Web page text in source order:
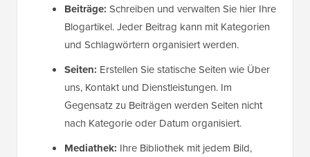
Beiträge: Schreiben und verwalten Sie hier Ihre
Blogartikel. Jeder Beitrag kann mit Kategorien
und Schlagwörtern organisiert werden.
Seiten: Erstellen Sie statische Seiten wie Über
uns, Kontakt und Dienstleistungen. Im
Gegensatz zu Beiträgen werden Seiten nicht
nach Kategorie oder Datum organisiert.
Mediathek: Ihre Bibliothek mit jedem Bild,